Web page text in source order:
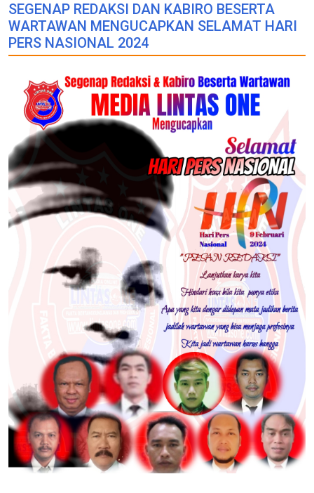
SEGENAP REDAKSI DAN KABIRO BESERTA
WARTAWAN MENGUCAPKAN SELAMAT HARI
PERS NASIONAL 2024